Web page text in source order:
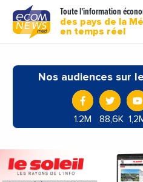
Toute l'information
des pays de la
en temps réel
Nos audiences sur
1.2M 88,6K